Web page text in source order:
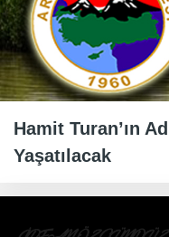
Hamit Turan’ın
Yaşatılacak